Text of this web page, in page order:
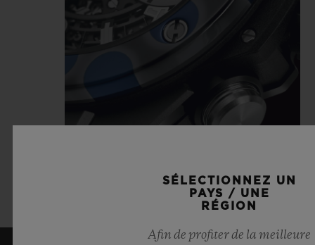
SÉLECTIONNEZ UN
PAYS / UNE
RÉGION
Afin de profiter de la meilleure